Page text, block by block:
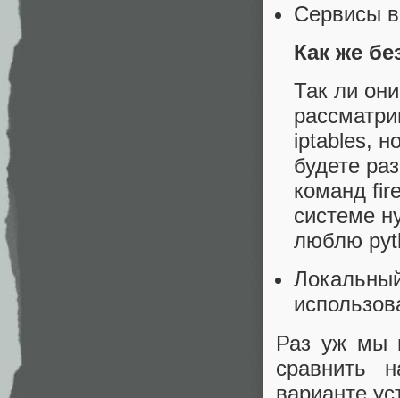
Сервисы
Как же
Так ли
iptables,
будете
команд
системе
люблю
Раз уж мы
сравнить
варианте